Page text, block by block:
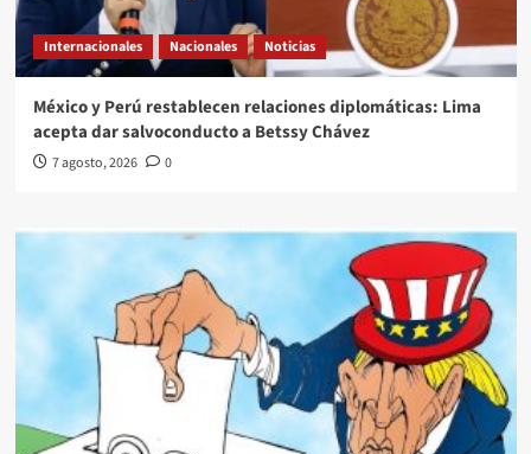
Internacionales Nacionales Noticias
México y Perú restablecen relaciones diplomáticas: Lima
acepta dar salvoconducto a Betssy Chávez
7 agosto, 2026 0